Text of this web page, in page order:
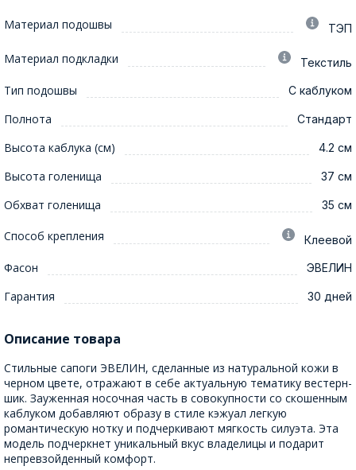
Материал подошвы ТЭП
Материал подкладки Текстиль
Тип подошвы С каблуком
Полнота Стандарт
Высота каблука (см) 4.2 см
Высота голенища 37 см
Обхват голенища 35 см
Способ крепления Клеевой
Фасон ЭВЕЛИН
Гарантия 30 дней
Описание товара
Стильные сапоги ЭВЕЛИН, сделанные из натуральной кожи в
черном цвете, отражают в себе актуальную тематику вестерн-
шик. Зауженная носочная часть в совокупности со скошенным
каблуком добавляют образу в стиле кэжуал легкую
романтическую нотку и подчеркивают мягкость силуэта. Эта
модель подчеркнет уникальный вкус владелицы и подарит
непревзойденный комфорт.